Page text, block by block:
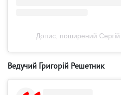
Допис, поширений
Ведучий Григорій Решетник